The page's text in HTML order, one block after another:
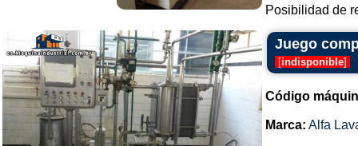
Posibilidad de
Juego
[indisponible]
Código
Marca: Alfa